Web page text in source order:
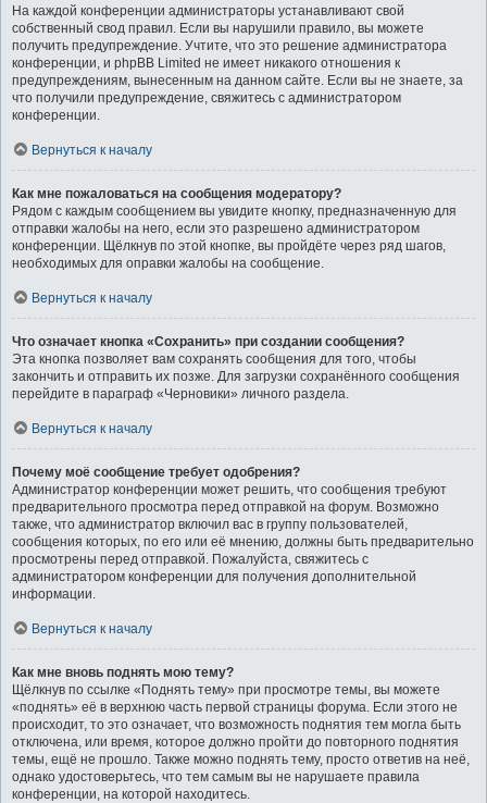
На каждой конференции администраторы устанавливают свой
собственный свод правил. Если вы нарушили правило, вы можете
получить предупреждение. Учтите, что это решение администратора
конференции, и phpBB Limited не имеет никакого отношения к
предупреждениям, вынесенным на данном сайте. Если вы не знаете, за
что получили предупреждение, свяжитесь с администратором
конференции.
Вернуться к началу
Как мне пожаловаться на сообщения модератору?
Рядом с каждым сообщением вы увидите кнопку, предназначенную для
отправки жалобы на него, если это разрешено администратором
конференции. Щёлкнув по этой кнопке, вы пройдёте через ряд шагов,
необходимых для оправки жалобы на сообщение.
Вернуться к началу
Что означает кнопка «Сохранить» при создании сообщения?
Эта кнопка позволяет вам сохранять сообщения для того, чтобы
закончить и отправить их позже. Для загрузки сохранённого сообщения
перейдите в параграф «Черновики» личного раздела.
Вернуться к началу
Почему моё сообщение требует одобрения?
Администратор конференции может решить, что сообщения требуют
предварительного просмотра перед отправкой на форум. Возможно
также, что администратор включил вас в группу пользователей,
сообщения которых, по его или её мнению, должны быть предварительно
просмотрены перед отправкой. Пожалуйста, свяжитесь с
администратором конференции для получения дополнительной
информации.
Вернуться к началу
Как мне вновь поднять мою тему?
Щёлкнув по ссылке «Поднять тему» при просмотре темы, вы можете
«поднять» её в верхнюю часть первой страницы форума. Если этого не
происходит, то это означает, что возможность поднятия тем могла быть
отключена, или время, которое должно пройти до повторного поднятия
темы, ещё не прошло. Также можно поднять тему, просто ответив на неё,
однако удостоверьтесь, что тем самым вы не нарушаете правила
конференции, на которой находитесь.